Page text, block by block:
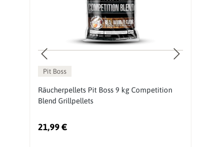
Pit Boss
Räucherpellets Pit Boss 9 kg Competition
Blend Grillpellets
21,99 €